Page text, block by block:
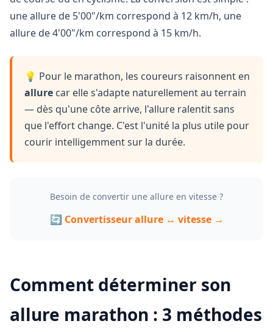
une allure de 5'00"/km correspond à 12 km/h, une
allure de 4'00"/km correspond à 15 km/h.
💡 Pour le marathon, les coureurs raisonnent en
allure car elle s'adapte naturellement au terrain
— dès qu'une côte arrive, l'allure ralentit sans
que l'effort change. C'est l'unité la plus utile pour
courir intelligemment sur la durée.
Besoin de convertir une allure en vitesse ?
🔄 Convertisseur allure ↔ vitesse →
Comment déterminer son
allure marathon : 3 méthodes